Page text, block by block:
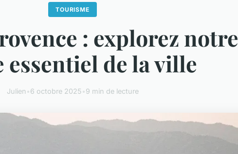
TOURISME
: explorez notre
essentiel de la ville
Julien •6 octobre 2025•9 min de lecture